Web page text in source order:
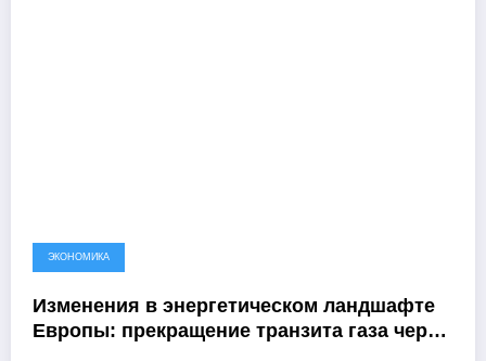
ЭКОНОМИКА
Изменения в энергетическом ландшафте
Европы: прекращение транзита газа через